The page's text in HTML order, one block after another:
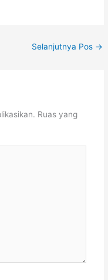
Selanjutnya Pos →
Ruas yang